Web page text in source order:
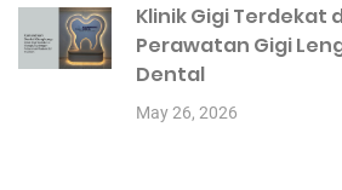
Klinik Gigi Terdekat
Perawatan Gigi
Dental
May 26, 2026